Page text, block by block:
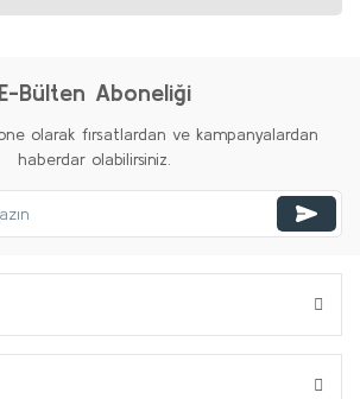
E-Bülten Aboneliği
olarak fırsatlardan ve kampanyalardan
haberdar olabilirsiniz.